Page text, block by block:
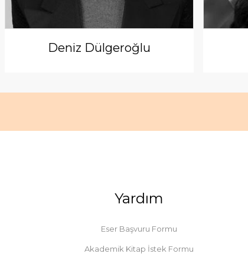
Deniz Dülgeroğlu
Yardım
Eser Başvuru Formu
Akademik Kitap İstek Formu